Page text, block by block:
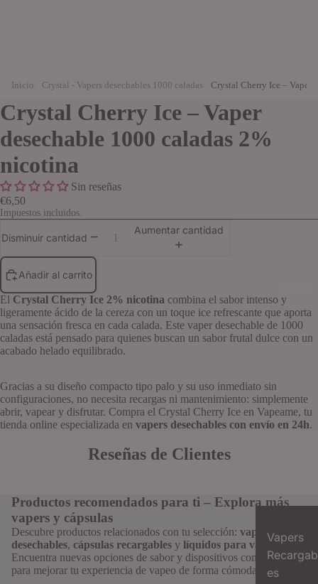
Vapers
es
Inicio Crystal - Vapers desechables 1000 caladas Crystal Cherry Ice – Vaper
Crystal Cherry Ice – Vaper
desechable 1000 caladas 2%
nicotina
Sin reseñas
€6,50
Impuestos incluidos.
Disminuir cantidad
Aumentar cantidad
Añadir al carrito
El Crystal Cherry Ice 2% nicotina combina el sabor intenso y
ligeramente ácido de la cereza con un toque ice refrescante que aporta
una sensación fresca en cada calada. Este vaper desechable de 1000
caladas está pensado para quienes buscan un sabor frutal dulce con un
acabado helado equilibrado.
Gracias a su diseño compacto tipo palo y su uso inmediato sin
configuraciones, no necesita recargas ni mantenimiento: simplemente
abrir, vapear y disfrutar. Compra el Crystal Cherry Ice en Vapeame, tu
tienda online especializada en vapers desechables con envío en 24h.
Reseñas de Clientes
Productos recomendados para ti – Explora más
vapers y cápsulas
Descubre productos relacionados con tu selección: vapers
desechables, cápsulas recargables y líquidos para vapeo.
Encuentra nuevas opciones de sabor y dispositivos compatibles
para mejorar tu experiencia de vapeo de forma cómoda y segura.